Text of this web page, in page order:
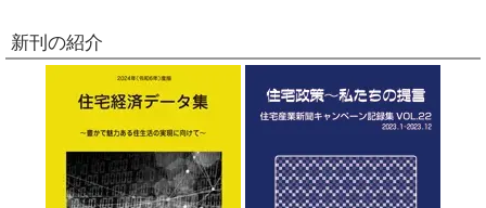
新刊の紹介